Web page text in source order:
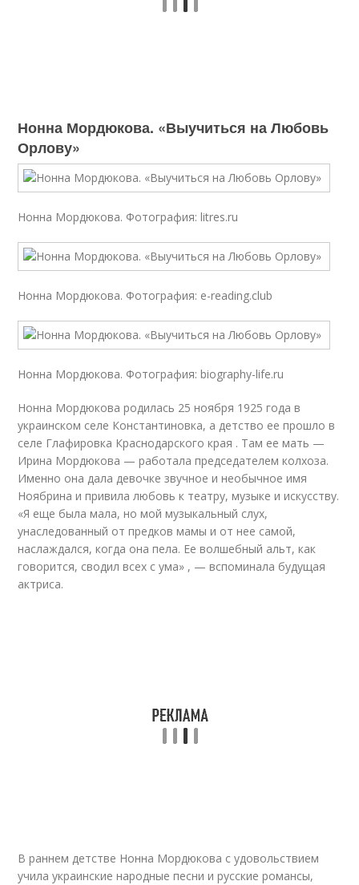
Нонна Мордюкова. «Выучиться на Любовь
Орлову»
Нонна Мордюкова. Фотография: litres.ru
Нонна Мордюкова. Фотография: e-reading.club
Нонна Мордюкова. Фотография: biography-life.ru
Нонна Мордюкова родилась 25 ноября 1925 года в
украинском селе Константиновка, а детство ее прошло в
селе Глафировка Краснодарского края . Там ее мать —
Ирина Мордюкова — работала председателем колхоза.
Именно она дала девочке звучное и необычное имя
Ноябрина и привила любовь к театру, музыке и искусству.
«Я еще была мала, но мой музыкальный слух,
унаследованный от предков мамы и от нее самой,
наслаждался, когда она пела. Ее волшебный альт, как
говорится, сводил всех с ума» , — вспоминала будущая
актриса.
В раннем детстве Нонна Мордюкова с удовольствием
учила украинские народные песни и русские романсы,